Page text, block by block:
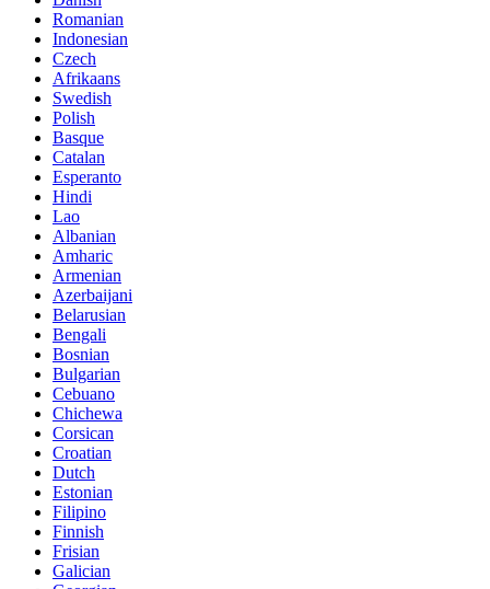
Romanian
Indonesian
Czech
Afrikaans
Swedish
Polish
Basque
Catalan
Esperanto
Hindi
Lao
Albanian
Amharic
Armenian
Azerbaijani
Belarusian
Bengali
Bosnian
Bulgarian
Cebuano
Chichewa
Corsican
Croatian
Dutch
Estonian
Filipino
Finnish
Frisian
Galician